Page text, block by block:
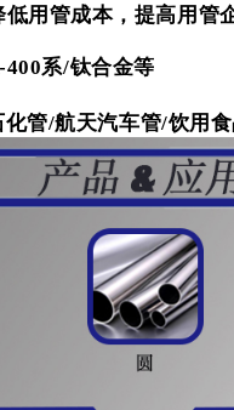
用管成本，提高用管
系/钛合金等
管/航天汽车管/饮用